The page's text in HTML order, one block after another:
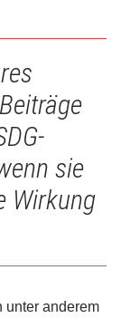
sie
Wirkung
unter anderem